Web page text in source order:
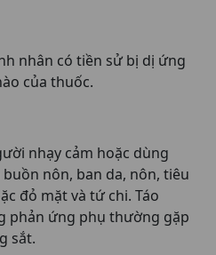
nhân có tiền sử bị dị ứng
của thuốc.
nhạy cảm hoặc dùng
nôn, ban da, nôn, tiêu
đỏ mặt và tứ chi. Táo
phản ứng phụ thường gặp
sắt.